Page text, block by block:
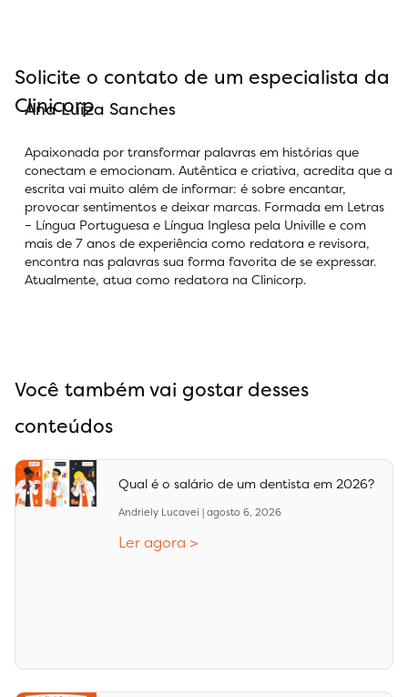
Solicite o contato de um especialista da
Clinicorp
Ana Luiza Sanches
Apaixonada por transformar palavras em histórias que
conectam e emocionam. Autêntica e criativa, acredita que a
escrita vai muito além de informar: é sobre encantar,
provocar sentimentos e deixar marcas. Formada em Letras
– Língua Portuguesa e Língua Inglesa pela Univille e com
mais de 7 anos de experiência como redatora e revisora,
encontra nas palavras sua forma favorita de se expressar.
Atualmente, atua como redatora na Clinicorp.
Você também vai gostar desses
conteúdos
Qual é o salário de um dentista em 2026?
Andriely Lucavei agosto 6, 2026
Ler agora >